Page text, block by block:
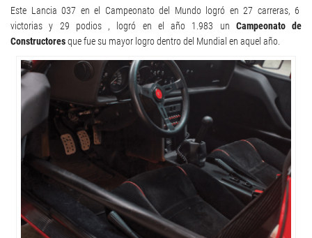
Este Lancia 037 en el Campeonato del Mundo logró en 27 carreras, 6
victorias y 29 podios , logró en el año 1.983 un Campeonato de
Constructoresque fue su mayor logro dentro del Mundial en aquel año.